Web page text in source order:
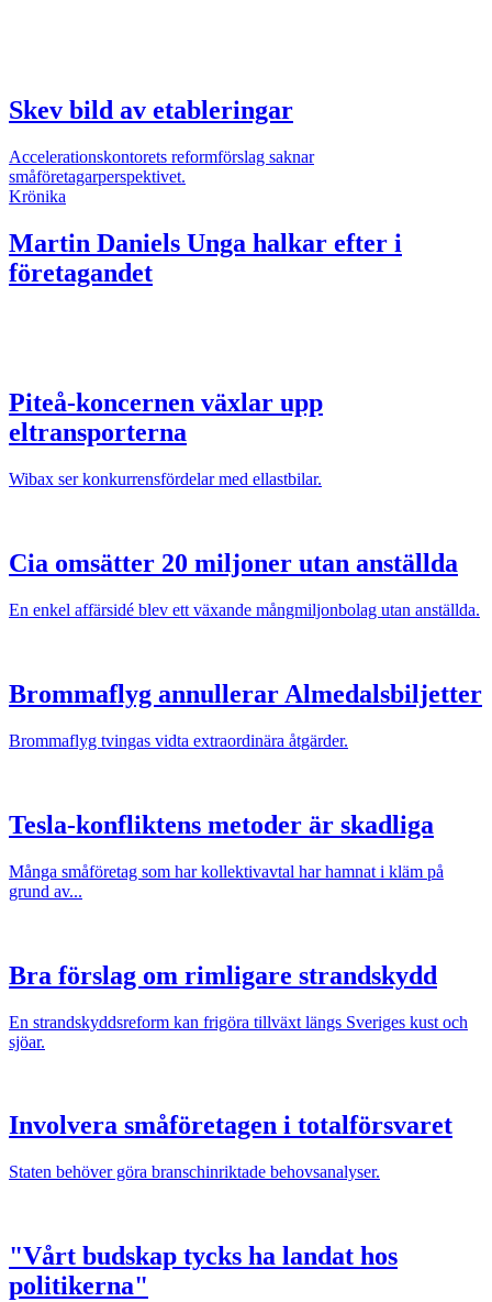
Skev bild av etableringar
Accelerationskontorets reformförslag saknar
småföretagarperspektivet.
Krönika
Martin Daniels Unga halkar efter i
företagandet
Piteå-koncernen växlar upp
eltransporterna
Wibax ser konkurrensfördelar med ellastbilar.
Cia omsätter 20 miljoner utan anställda
En enkel affärsidé blev ett växande mångmiljonbolag utan anställda.
Brommaflyg annullerar Almedalsbiljetter
Brommaflyg tvingas vidta extraordinära åtgärder.
Tesla-konfliktens metoder är skadliga
Många småföretag som har kollektivavtal har hamnat i kläm på
grund av...
Bra förslag om rimligare strandskydd
En strandskyddsreform kan frigöra tillväxt längs Sveriges kust och
sjöar.
Involvera småföretagen i totalförsvaret
Staten behöver göra branschinriktade behovsanalyser.
"Vårt budskap tycks ha landat hos
politikerna"